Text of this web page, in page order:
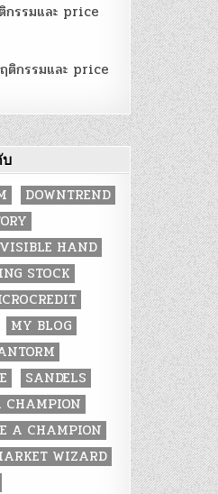
กรรมและ price
ติกรรมและ price
บ
DOWNTREND
HAND
STOCK
MY BLOG
SANDELS
A CHAMPION
WIZARD